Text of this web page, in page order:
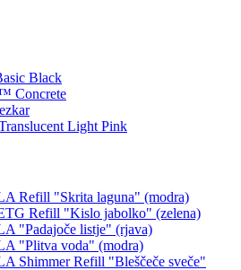
Black
Concrete
Light Pink
Refill "Skrita laguna" (modra)
Refill "Kislo jabolko" (zelena)
"Padajoče listje" (rjava)
"Plitva voda" (modra)
Shimmer Refill "Bleščeče sveče"